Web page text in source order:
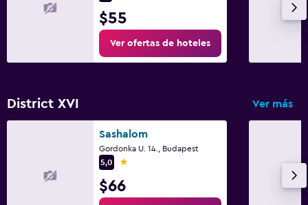
$55
Ver ofertas de hoteles
District XVI Ver más
Sashalom
Gordonka U. 14., Budapest
5,0
1 estrella
$66